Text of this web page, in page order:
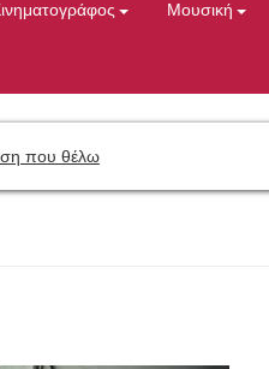
Μουσική
που θέλω